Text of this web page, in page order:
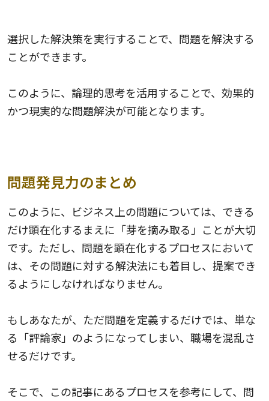
選択した解決策を実行することで、問題を解決する
ことができます。
このように、論理的思考を活用することで、効果的
かつ現実的な問題解決が可能となります。
問題発見力のまとめ
このように、ビジネス上の問題については、できる
だけ顕在化するまえに「芽を摘み取る」ことが大切
です。ただし、問題を顕在化するプロセスにおいて
は、その問題に対する解決法にも着目し、提案でき
るようにしなければなりません。
もしあなたが、ただ問題を定義するだけでは、単な
る「評論家」のようになってしまい、職場を混乱さ
せるだけです。
そこで、この記事にあるプロセスを参考にして、問